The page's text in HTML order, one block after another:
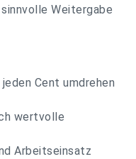
Weitergabe
Cent umdrehen
wertvolle
Arbeitseinsatz